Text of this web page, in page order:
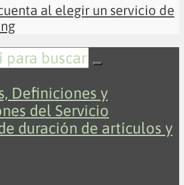
al elegir un servicio de
Definiciones y
del Servicio
duración de artículos y